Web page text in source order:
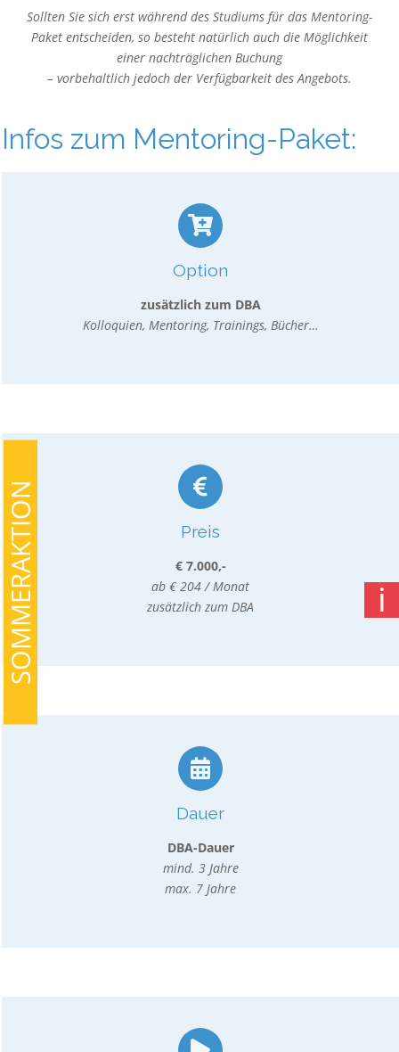
Sollten Sie sich erst während des Studiums für das Mentoring-
Paket entscheiden, so besteht natürlich auch die Möglichkeit
einer nachträglichen Buchung
– vorbehaltlich jedoch der Verfügbarkeit des Angebots.
Infos zum Mentoring-Paket:
Option
zusätzlich zum DBA
Kolloquien, Mentoring, Trainings, Bücher…
Preis
€ 7.000,-
ab € 204 / Monat
zusätzlich zum DBA
Dauer
DBA-Dauer
mind. 3 Jahre
max. 7 Jahre
SOMMERAKTION ℹ